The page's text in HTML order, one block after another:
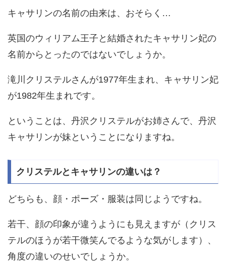
キャサリンの名前の由来は、おそらく…
英国のウィリアム王子と結婚されたキャサリン妃の
名前からとったのではないでしょうか。
滝川クリステルさんが1977年生まれ、キャサリン妃
が1982年生まれです。
ということは、丹沢クリステルがお姉さんで、丹沢
キャサリンが妹ということになりますね。
クリステルとキャサリンの違いは？
どちらも、顔・ポーズ・服装は同じようですね。
若干、顔の印象が違うようにも見えますが（クリス
テルのほうが若干微笑んでるような気がします）、
角度の違いのせいでしょうか。